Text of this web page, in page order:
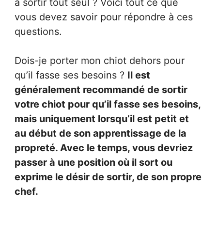
vous devez savoir pour répondre à ces
questions.
Dois-je porter mon chiot dehors pour
qu’il fasse ses besoins ? Il est
généralement recommandé de sortir
votre chiot pour qu’il fasse ses besoins,
mais uniquement lorsqu’il est petit et
au début de son apprentissage de la
propreté. Avec le temps, vous devriez
passer à une position où il sort ou
exprime le désir de sortir, de son propre
chef.